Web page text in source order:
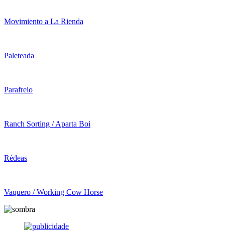
Movimiento a La Rienda
Paleteada
Parafreio
Ranch Sorting / Aparta Boi
Rédeas
Vaquero / Working Cow Horse